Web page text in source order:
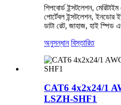
শিপবোর্ড ইন্সটলেশন,
পোর্টেবল ইন্সটলেশন, ইনডোর
ডাটা রেট, জাহাজ, হাই স্পিড
অনুসন্ধান বিস্তারিত
CAT6 4x2x24/1
LSZH-SHF1